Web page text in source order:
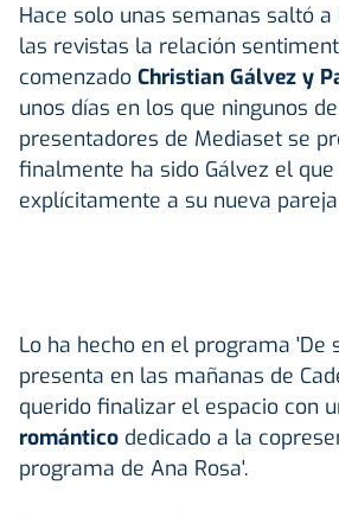
Hace solo unas semanas saltó
las revistas la relación
comenzado Christian Gálvez y
unos días en los que ningunos
presentadores de Mediaset se
finalmente ha sido Gálvez el
explícitamente a su nueva
Lo ha hecho en el programa 'De
presenta en las mañanas de
querido finalizar el espacio con
romántico dedicado a la
programa de Ana Rosa'.